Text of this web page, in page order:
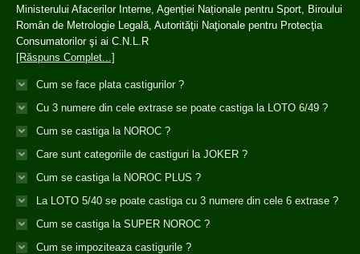
Ministerului Afacerilor Interne, Agenției Naționale pentru Sport, Biroului
Român de Metrologie Legală, Autorităţii Naţionale pentru Protecţia
Consumatorilor şi ai C.N.L.R
[Răspuns Complet...]
Cum se face plata castigurilor ?
Cu 3 numere din cele extrase se poate castiga la LOTO 6/49 ?
Cum se castiga la NOROC ?
Care sunt categoriile de castiguri la JOKER ?
Cum se castiga la NOROC PLUS ?
La LOTO 5/40 se poate castiga cu 3 numere din cele 6 extrase ?
Cum se castiga la SUPER NOROC ?
Cum se impoziteaza castigurile ?